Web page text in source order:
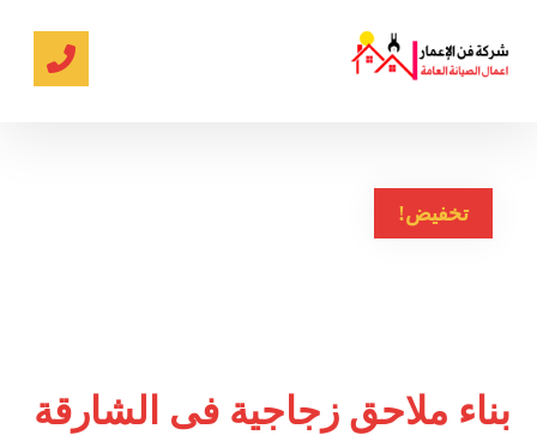
تخفيض!
بناء ملاحق زجاجية فى الشارقة